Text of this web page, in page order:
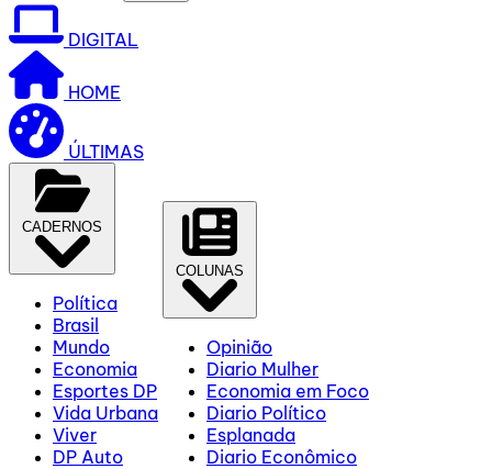
DIGITAL
HOME
ÚLTIMAS
CADERNOS
Política
Brasil
Mundo
Economia
Esportes DP
Vida Urbana
Viver
DP Auto
COLUNAS
Opinião
Diario Mulher
Economia em Foco
Diario Político
Esplanada
Diario Econômico